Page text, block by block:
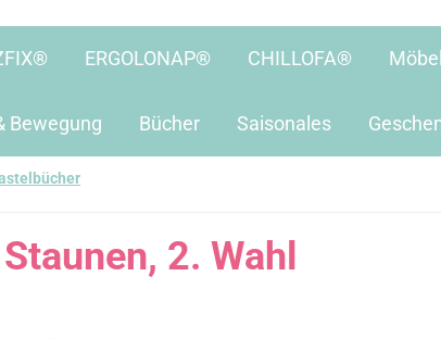
ERGOLONAP® CHILLOFA®
Bewegung Bücher Saisonales
2. Wahl